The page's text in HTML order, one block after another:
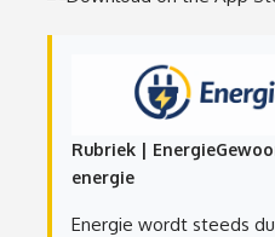
Rubriek |
energie
Energie wordt steeds